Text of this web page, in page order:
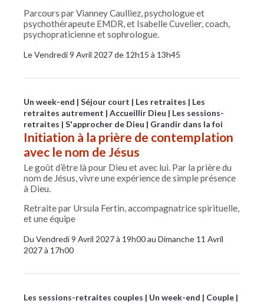
Parcours par Vianney Caulliez, psychologue et
psychothérapeute EMDR, et Isabelle Cuvelier, coach,
psychopraticienne et sophrologue.
Le Vendredi 9 Avril 2027 de 12h15 à 13h45
Un week-end Séjour court Les retraites
Les
retraites autrement
Accueillir Dieu
Les sessions-
retraites
S'approcher de Dieu Grandir dans la foi
Initiation à la prière de contemplation
avec le nom de Jésus
Le goût d’être là pour Dieu et avec lui. Par la prière du
nom de Jésus, vivre une expérience de simple présence
à Dieu.
Retraite par Ursula Fertin, accompagnatrice spirituelle,
et une équipe
Du Vendredi 9 Avril 2027 à 19h00 au Dimanche 11 Avril
2027 à 17h00
Les sessions-retraites couples Un week-end
Couple